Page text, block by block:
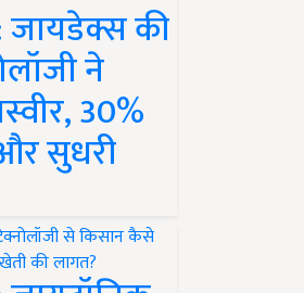
जायडेक्स की
ने
30%
सुधरी